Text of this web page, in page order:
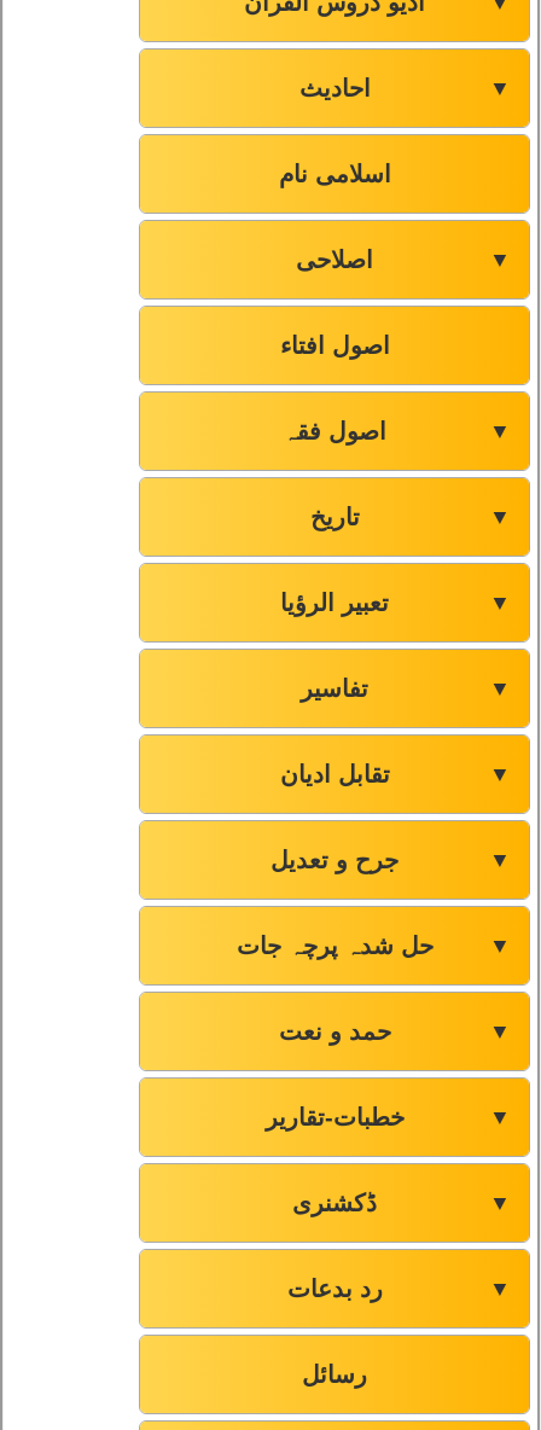
احادیث ▼
اسلامی نام
اصلاحی ▼
اصول افتاء
اصول فقہ ▼
تاریخ ▼
تعبیر الرؤیا ▼
تفاسیر ▼
تقابل ادیان ▼
جرح و تعدیل ▼
حل شدہ پرچہ جات ▼
حمد و نعت ▼
خطبات-تقاریر ▼
ڈکشنری ▼
رد بدعات ▼
رسائل